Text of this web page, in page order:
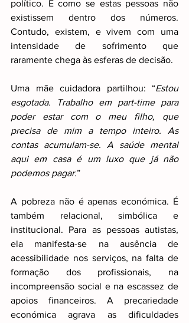
político. É como se estas pessoas não
existissem dentro dos números.
Contudo, existem, e vivem com uma
intensidade de sofrimento que
raramente chega às esferas de decisão.
Uma mãe cuidadora partilhou: “Estou
esgotada. Trabalho em part-time para
poder estar com o meu filho, que
precisa de mim a tempo inteiro. As
contas acumulam-se. A saúde mental
aqui em casa é um luxo que já não
podemos pagar.”
A pobreza não é apenas económica. É
também relacional, simbólica e
institucional. Para as pessoas autistas,
ela manifesta-se na ausência de
acessibilidade nos serviços, na falta de
formação dos profissionais, na
incompreensão social e na escassez de
apoios financeiros. A precariedade
económica agrava as dificuldades